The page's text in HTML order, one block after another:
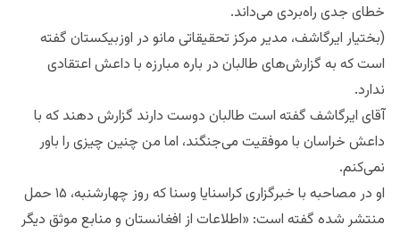
خطای جدی راه‌بردی می‌داند.
(بختیار ایرگاشف، مدیر مرکز تحقیقاتی مانو در اوزبیکستان گفته
است که به گزارش‌های طالبان در باره مبارزه با داعش اعتقادی
ندارد.
آقای ایرگاشف گفته است طالبان دوست دارند گزارش دهند که با
داعش خراسان با موفقیت می‌جنگند، اما من چنین چیزی را باور
نمی‌کنم.
او در مصاحبه با خبرگزاری کراسنایا وسنا که روز چهارشنبه، ۱۵ حمل
منتشر شده گفته است: «اطلاعات از افغانستان و منابع موثق دیگر